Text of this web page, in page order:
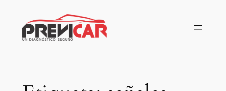
contenido